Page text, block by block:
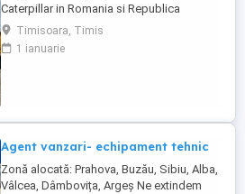
Caterpillar in Romania si Republica
Moldova, angajeaza Reprezentant Vanzari
Service si Piese de Schimb, pentru divizia
de utilaje. Cerinte: Studii superioare în
Timisoara, Timis
1 ianuarie
Agent vanzari- echipament tehnic
Zonă alocată: Prahova, Buzău, Sibiu, Alba,
Vâlcea, Dâmbovița, Argeș Ne extindem